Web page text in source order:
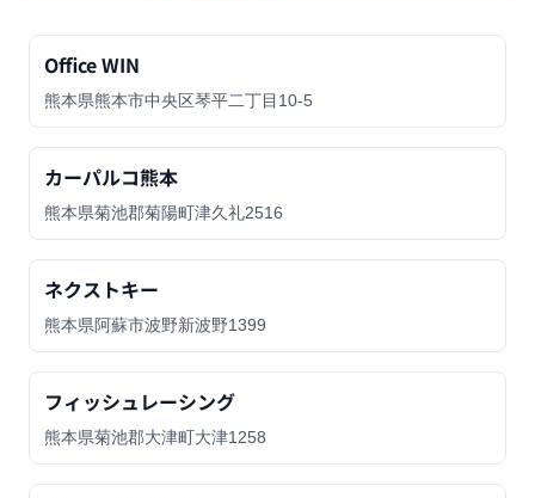
Office WIN
熊本県熊本市中央区琴平二丁目10-5
カーパルコ熊本
熊本県菊池郡菊陽町津久礼2516
ネクストキー
熊本県阿蘇市波野新波野1399
フィッシュレーシング
熊本県菊池郡大津町大津1258